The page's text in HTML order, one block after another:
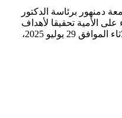
دمنهور برئاسة الدكتور
الأمية تحقيقا لأهداف
التنمية المستدامة، انطلقت اليوم الثلاثاء الموافق 29 يوليو 2025،